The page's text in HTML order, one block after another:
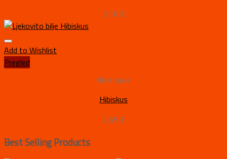
3,10 €
Add to Wishlist
Pregled
Biljni čajevi
Hibiskus
2,65 €
Best Selling Products